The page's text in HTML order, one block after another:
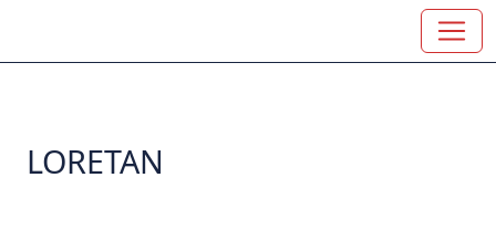
LORETAN